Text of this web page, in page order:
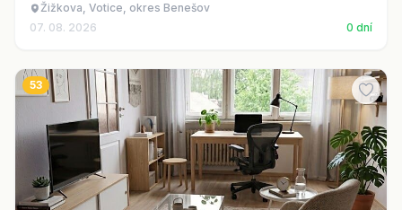
Žižkova, Votice, okres Benešov
07. 08. 2026
0 dní
53